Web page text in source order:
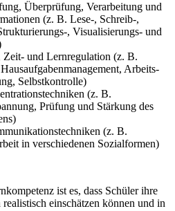
Überprüfung, Verarbeitung und
(z. B. Lese-, Schreib-,
, Visualisierungs- und
Zeit- und Lernregulation (z. B.
Arbeits-
Selbstkontrolle)
(z. B.
Prüfung und Stärkung des
(z. B.
in verschiedenen Sozialformen)
ist es, dass Schüler ihre
einschätzen können und in